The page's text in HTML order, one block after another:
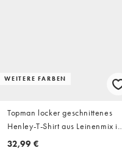
WEITERE FARBEN
Topman locker geschnittenes
Henley-T-Shirt aus Leinenmix in
Marineblau
32,99 €